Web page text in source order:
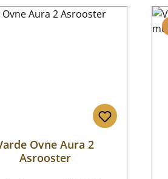
Ovne Aura 2
Asrooster